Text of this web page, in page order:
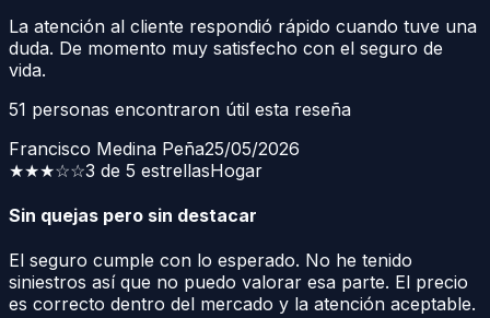
La atención al cliente respondió rápido cuando tuve una
duda. De momento muy satisfecho con el seguro de
vida.
51 personas encontraron útil esta reseña
Francisco Medina Peña25/05/2026
★★★☆☆3 de 5 estrellasHogar
Sin quejas pero sin destacar
El seguro cumple con lo esperado. No he tenido
siniestros así que no puedo valorar esa parte. El precio
es correcto dentro del mercado y la atención aceptable.